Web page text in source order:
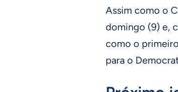
Assim como o
domingo (9) e,
como o
para o